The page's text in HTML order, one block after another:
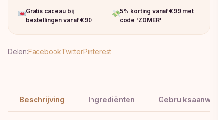
Gratis cadeau bij
bestellingen vanaf €90
5% korting vanaf €99 met
code 'ZOMER'
Delen:FacebookTwitterPinterest
Beschrijving Ingrediënten